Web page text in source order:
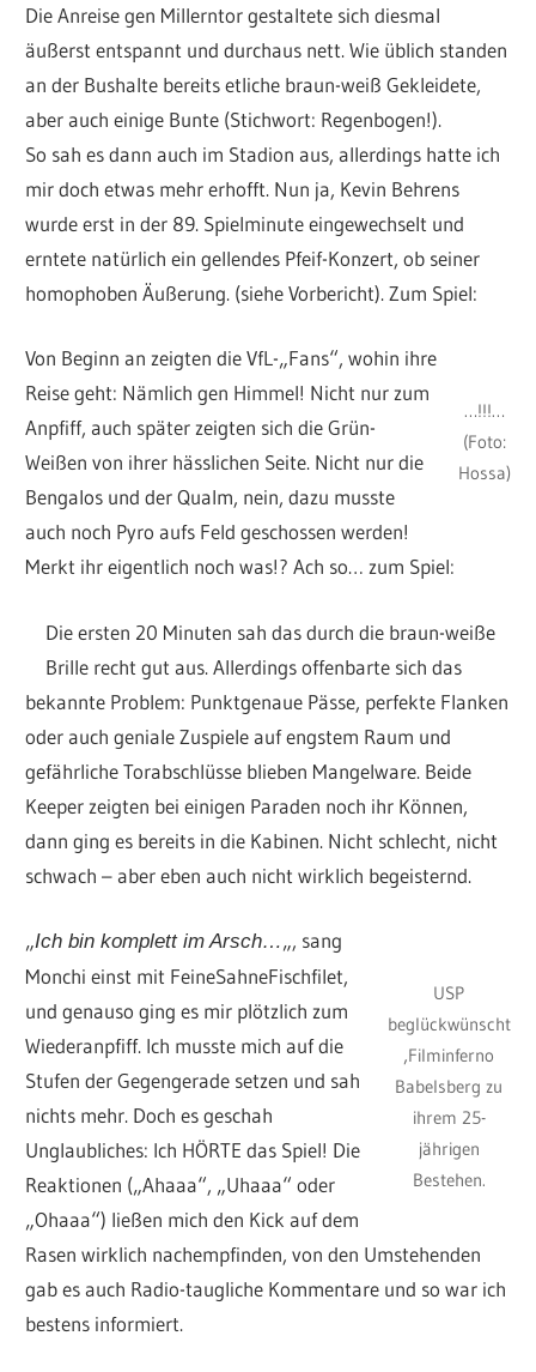
Die Anreise gen Millerntor gestaltete sich diesmal
äußerst entspannt und durchaus nett. Wie üblich standen
an der Bushalte bereits etliche braun-weiß Gekleidete,
aber auch einige Bunte (Stichwort: Regenbogen!).
So sah es dann auch im Stadion aus, allerdings hatte ich
mir doch etwas mehr erhofft. Nun ja, Kevin Behrens
wurde erst in der 89. Spielminute eingewechselt und
erntete natürlich ein gellendes Pfeif-Konzert, ob seiner
homophoben Äußerung. (siehe Vorbericht). Zum Spiel:
…!!!…
(Foto:
Hossa)
Von Beginn an zeigten die VfL-„Fans“, wohin ihre
Reise geht: Nämlich gen Himmel! Nicht nur zum
Anpfiff, auch später zeigten sich die Grün-
Weißen von ihrer hässlichen Seite. Nicht nur die
Bengalos und der Qualm, nein, dazu musste
auch noch Pyro aufs Feld geschossen werden!
Merkt ihr eigentlich noch was!? Ach so… zum Spiel:
Die ersten 20 Minuten sah das durch die braun-weiße
Brille recht gut aus. Allerdings offenbarte sich das
bekannte Problem: Punktgenaue Pässe, perfekte Flanken
oder auch geniale Zuspiele auf engstem Raum und
gefährliche Torabschlüsse blieben Mangelware. Beide
Keeper zeigten bei einigen Paraden noch ihr Können,
dann ging es bereits in die Kabinen. Nicht schlecht, nicht
schwach – aber eben auch nicht wirklich begeisternd.
USP
beglückwünscht
‚Filminferno
Babelsberg zu
ihrem 25-
jährigen
Bestehen.
„Ich bin komplett im Arsch…„, sang
Monchi einst mit FeineSahneFischfilet,
und genauso ging es mir plötzlich zum
Wiederanpfiff. Ich musste mich auf die
Stufen der Gegengerade setzen und sah
nichts mehr. Doch es geschah
Unglaubliches: Ich HÖRTE das Spiel! Die
Reaktionen („Ahaaa“, „Uhaaa“ oder
„Ohaaa“) ließen mich den Kick auf dem
Rasen wirklich nachempfinden, von den Umstehenden
gab es auch Radio-taugliche Kommentare und so war ich
bestens informiert.